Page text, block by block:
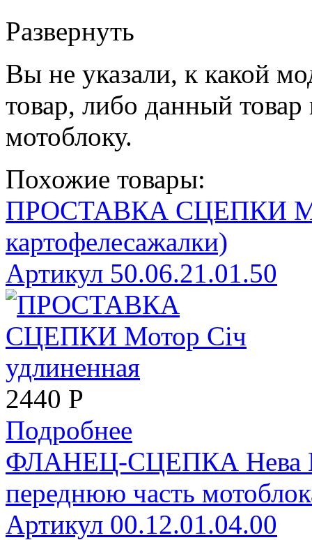
Развернуть
Вы не указали, к какой
товар, либо данный
мотоблоку.
Похожие товары:
ПРОСТАВКА СЦЕПКИ
картофелесажалки)
Артикул 50.06.21.01.50
2440 Р
Подробнее
ФЛАНЕЦ-СЦЕПКА Нева
переднюю часть
Артикул 00.12.01.04.00